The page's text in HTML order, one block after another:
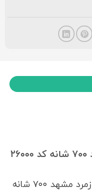
خرید فرش ماشینی زمرد مشهد ۷۰۰ شانه کد ۲۶۰۰۰
مشخصات، قیمت و خرید فرش زمرد مشهد ۷۰۰ شانه